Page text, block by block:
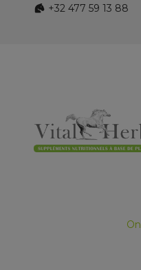
+32 477 59 13 88